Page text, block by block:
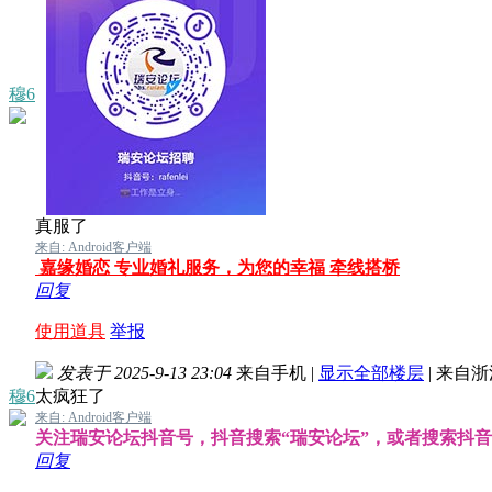
穆6
真服了
来自: Android客户端
嘉缘婚恋 专业婚礼服务，为您的幸福 牵线搭桥
回复
使用道具 举报
穆6
发表于 2025-9-13 23:04 来自手机 | 显示全部楼层 | 来自浙
太疯狂了
来自: Android客户端
关注瑞安论坛抖音号，抖音搜索“瑞安论坛”，或者搜索抖
回复